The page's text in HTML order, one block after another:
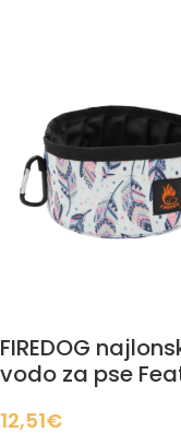
FIREDOG
vodo za pse
12,51€